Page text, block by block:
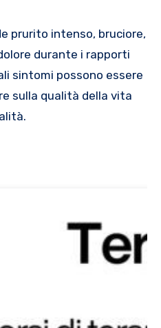
prurito intenso, bruciore,
durante i rapporti
sintomi possono essere
sulla qualità della vita